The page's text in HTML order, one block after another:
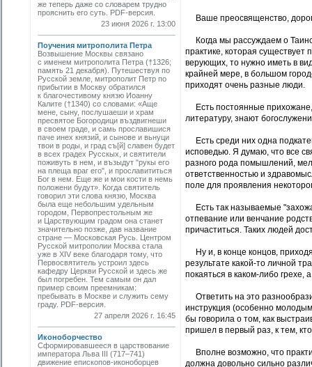
же теперь даже со словарем трудно
прояснить его суть. PDF-версия.
23 июня 2026 г. 13:00
Поучения митрополита Петра
Возвышение Москвы связано
с именем митрополита Петра (†1326;
память 21 декабря). Путешествуя по
Русской земле, митрополит Петр по
прибытии в Москву обратился
к благочестивому князю Иоанну
Калите (†1340) со словами: «Аще
мене, сыну, послушаеши и храм
пресвятое Богородици въздвигнеши
в своем граде, и самь прославишися
паче инех князий, и сынове и вьнуци
твои в роды, и град съ[й] славен будет
в всех градех Русскых, и святители
поживуть в нем, и възыдут "рукы его
на плеща враг его", и прославититься
Бог в нем. Еще же и мои кости в немь
положени будут». Когда святитель
говорил эти слова князю, Москва
была еще небольшим удельным
городом, Первопрестольным же
и Царствующим градом она станет
значительно позже, дав название
стране — Московская Русь. Центром
Русской митрополии Москва стала
уже в XIV веке благодаря тому, что
Первосвятитель устроил здесь
кафедру Церкви Русской и здесь же
был погребен. Тем самым он дал
пример своим преемникам:
пребывать в Москве и служить сему
граду. PDF-версия.
27 апреля 2026 г. 16:45
Иконоборчество
Сформировавшееся в царствование
императора Льва III (717–741)
движение епископов-иконоборцев
Ваше преосвященство,
Когда мы рассуждаем о
практике, которая существует
верующих, то нужно иметь в
крайней мере, в большом
приходят очень разные люди.
Есть постоянные прихожане,
литературу, знают
Есть среди них одна
исповедью. Я думаю, что все
разного рода помышлений,
ответственностью и
поле для проявления
Есть так называемые
отпевание или венчание
причаститься. Таких людей
Ну и, в конце концов,
результате какой-то личной
покаяться в каком-либо
Ответить на это
инструкция (особенно
бы говорила о том, как
пришел в первый раз, к тем,
Вполне возможно, что
должна довольно сильно